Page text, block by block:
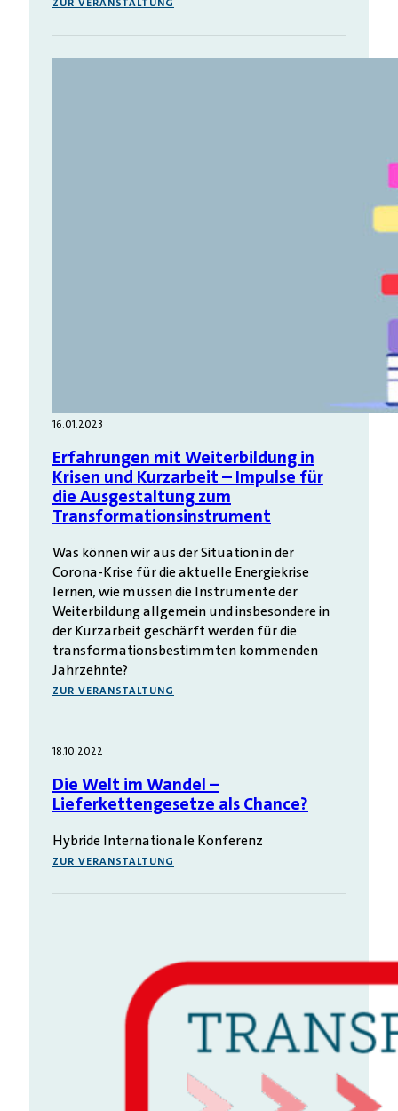
16.01.2023
Erfahrungen mit Weiterbildung in
Krisen und Kurzarbeit – Impulse für
die Ausgestaltung zum
Transformationsinstrument
Was können wir aus der Situation in der
Corona-Krise für die aktuelle Energiekrise
lernen, wie müssen die Instrumente der
Weiterbildung allgemein und insbesondere in
der Kurzarbeit geschärft werden für die
transformationsbestimmten kommenden
Jahrzehnte?
ZUR VERANSTALTUNG
18.10.2022
Die Welt im Wandel –
Lieferkettengesetze als Chance?
Hybride Internationale Konferenz
ZUR VERANSTALTUNG